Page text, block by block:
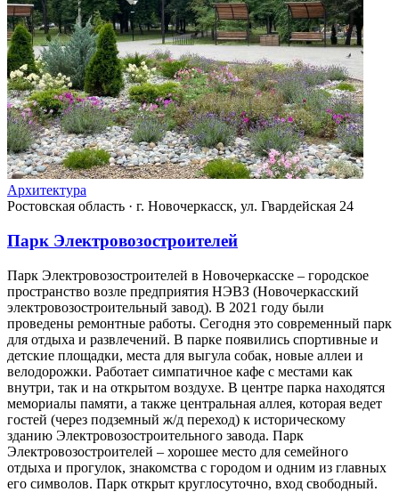
Архитектура
Ростовская область · г. Новочеркасск, ул. Гвардейская 24
Парк Электровозостроителей
Парк Электровозостроителей в Новочеркасске – городское
пространство возле предприятия НЭВЗ (Новочеркасский
электровозостроительный завод). В 2021 году были
проведены ремонтные работы. Сегодня это современный парк
для отдыха и развлечений. В парке появились спортивные и
детские площадки, места для выгула собак, новые аллеи и
велодорожки. Работает симпатичное кафе с местами как
внутри, так и на открытом воздухе. В центре парка находятся
мемориалы памяти, а также центральная аллея, которая ведет
гостей (через подземный ж/д переход) к историческому
зданию Электровозостроительного завода. Парк
Электровозостроителей – хорошее место для семейного
отдыха и прогулок, знакомства с городом и одним из главных
его символов. Парк открыт круглосуточно, вход свободный.